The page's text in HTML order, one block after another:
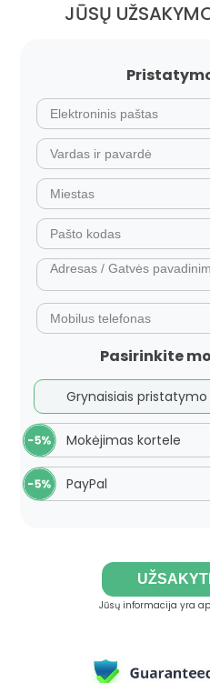
JŪSŲ
Pasirinkite
Grynaisiais
Mokėjimas kortele
PayPal
Jūsų informacija yra